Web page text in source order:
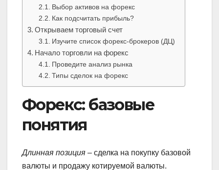
Выбор активов на форекс
Как подсчитать прибыль?
Открываем торговый счет
Изучите список форекс-брокеров (ДЦ)
Начало торговли на форекс
Проведите анализ рынка
Типы сделок на форекс
Форекс: базовые
понятия
Длинная позиция – сделка на покупку базовой
валюты и продажу котируемой валюты.